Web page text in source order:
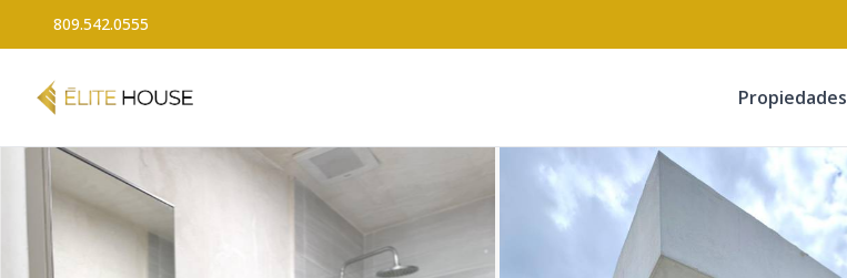
809.542.0555
Propiedades